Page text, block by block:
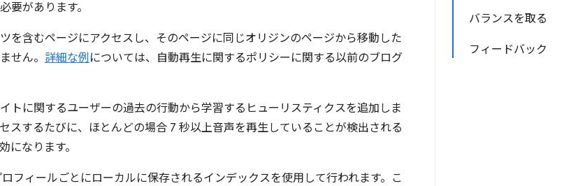
バランスを取る
フィードバック
要があります。
を含むページにアクセスし、そのページに同じオリジンのページから移動した
せん。 詳細な例 については、自動再生に関するポリシーに関する以前のブログ
トに関するユーザーの過去の行動から学習するヒューリスティクスを追加しま
スするたびに、ほとんどの場合 7 秒以上音声を再生していることが検出される
になります。
フィールごとにローカルに保存されるインデックスを使用して行われます。こ